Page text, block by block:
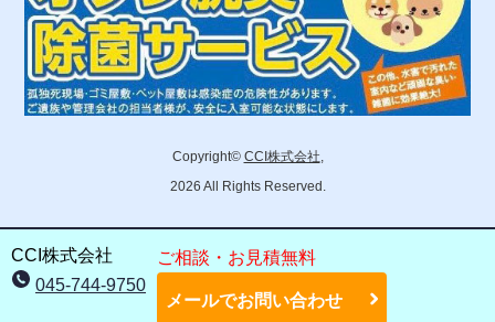
Copyright© CCI株式会社,
2026 All Rights Reserved.
CCI株式会社
045-744-9750
ご相談・お見積無料
メールでお問い合わせ